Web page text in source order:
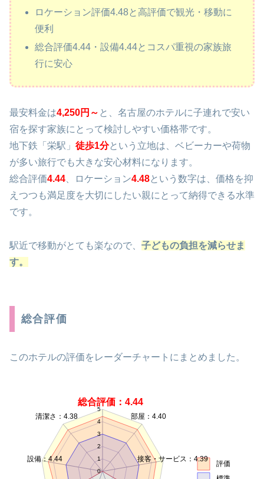
ロケーション評価4.48と高評価で観光・移動に
便利
総合評価4.44・設備4.44とコスパ重視の家族旅
行に安心
最安料金は4,250円～ と、名古屋のホテルに子連れで安い
宿を探す家族にとって検討しやすい価格帯です。
地下鉄「栄駅」 徒歩1分という立地は、ベビーカーや荷物
が多い旅行でも大きな安心材料になります。
総合評価4.44 、ロケーション4.48という数字は、価格を抑
えつつも満足度を大切にしたい親にとって納得できる水準
です。
駅近で移動がとても楽なので、 子どもの負担を減らせま
す。
総合評価
このホテルの評価をレーダーチャートにまとめました。
0
1
2
3
4
5
総合評価：4.44
部屋：4.40
接客・サービス：4.39
設備：4.44
清潔さ：4.38
評価